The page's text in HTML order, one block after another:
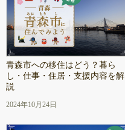
青森市への移住はどう？暮ら
し・仕事・住居・支援内容を解
説
2024年10月24日